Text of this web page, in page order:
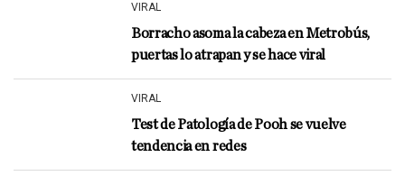
VIRAL
Borracho asoma la cabeza en Metrobús,
puertas lo atrapan y se hace viral
VIRAL
Test de Patología de Pooh se vuelve
tendencia en redes